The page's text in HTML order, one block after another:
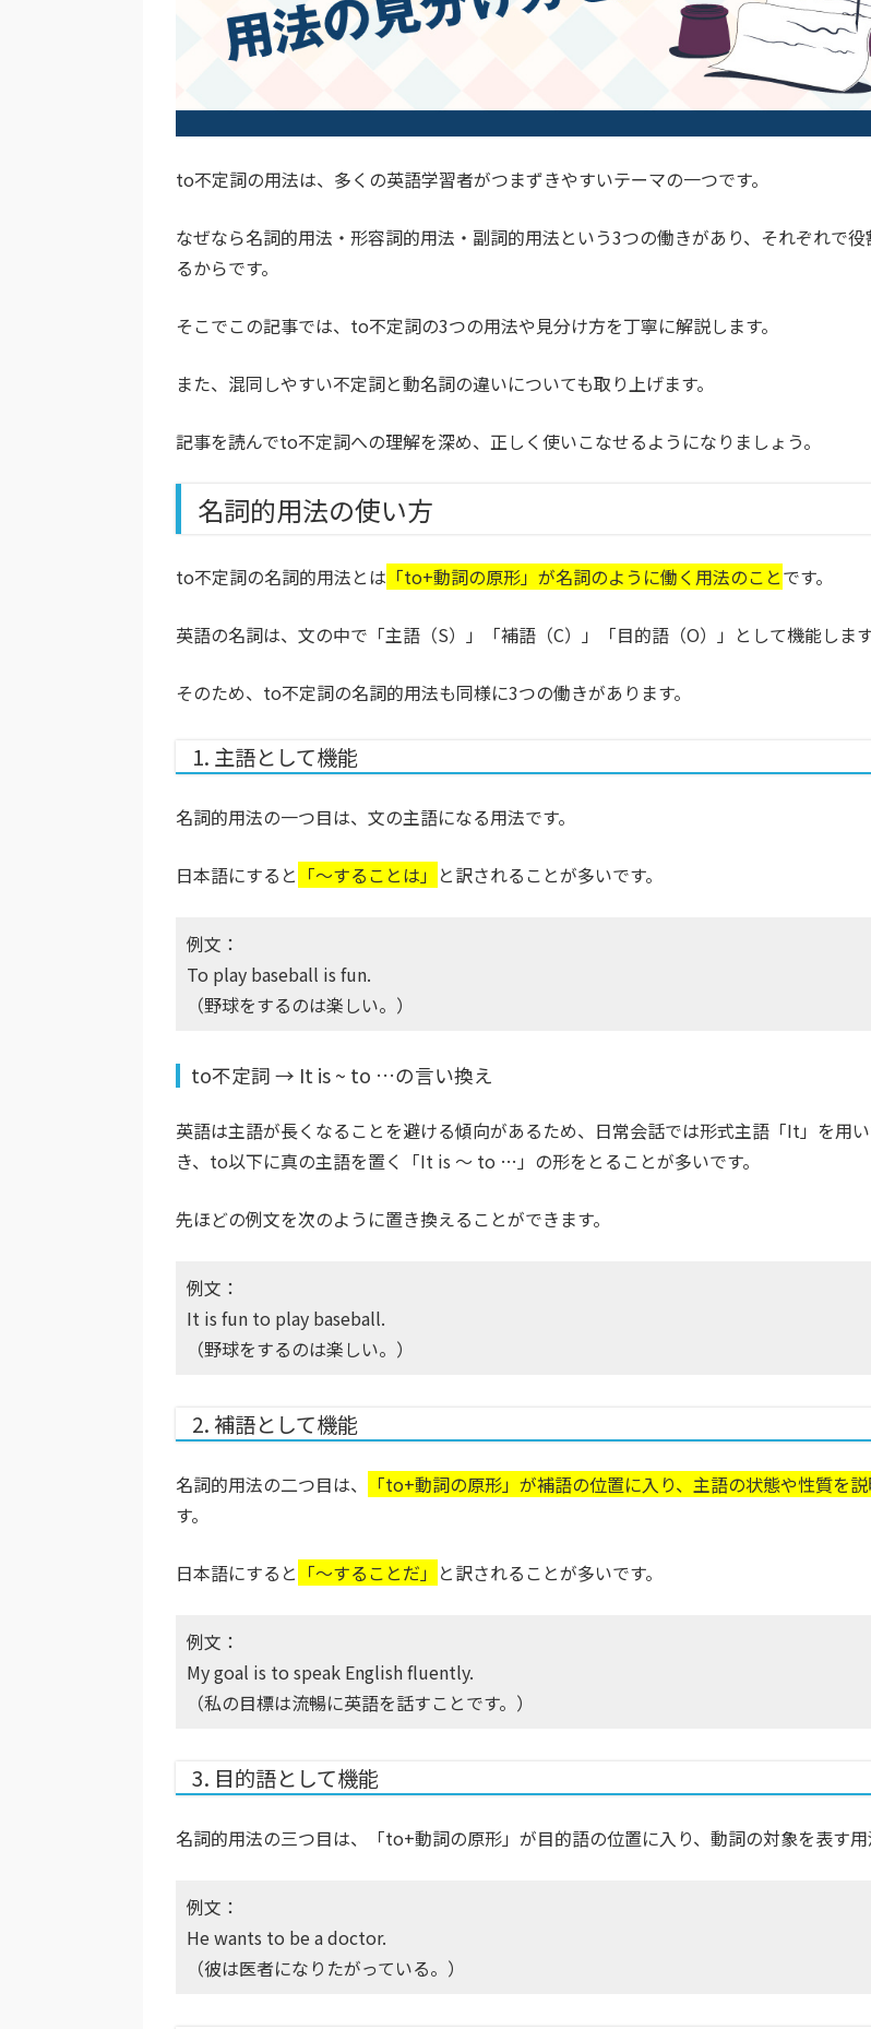
to不定詞の用法は、多くの英語学習者がつまずきやすいテーマの一つです。
なぜなら名詞的用法・形容詞的用法・副詞的用法という3つの働きがあり、それぞれで
るからです。
そこでこの記事では、to不定詞の3つの用法や見分け方を丁寧に解説します。
また、混同しやすい不定詞と動名詞の違いについても取り上げます。
記事を読んでto不定詞への理解を深め、正しく使いこなせるようになりましょう。
名詞的用法の使い方
to不定詞の名詞的用法とは 「to+動詞の原形」が名詞のように働く用法のことです。
英語の名詞は、文の中で「主語（S）」「補語（C）」「目的語（O）」として機能します
そのため、to不定詞の名詞的用法も同様に3つの働きがあります。
1. 主語として機能
名詞的用法の一つ目は、文の主語になる用法です。
日本語にすると 「〜することは」 と訳されることが多いです。
例文：
To play baseball is fun.
（野球をするのは楽しい。）
to不定詞 → It is ~ to …の言い換え
英語は主語が長くなることを避ける傾向があるため、日常会話では形式主語「It」を用
き、to以下に真の主語を置く「It is 〜 to …」の形をとることが多いです。
先ほどの例文を次のように置き換えることができます。
例文：
It is fun to play baseball.
（野球をするのは楽しい。）
2. 補語として機能
名詞的用法の二つ目は、 「to+動詞の原形」が補語の位置に入り、主語の状態や性質を
す。
日本語にすると 「〜することだ」 と訳されることが多いです。
例文：
My goal is to speak English fluently.
（私の目標は流暢に英語を話すことです。）
3. 目的語として機能
名詞的用法の三つ目は、「to+動詞の原形」が目的語の位置に入り、動詞の対象を表す用
例文：
He wants to be a doctor.
（彼は医者になりたがっている。）